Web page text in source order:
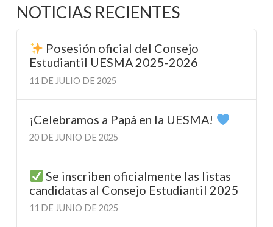
NOTICIAS RECIENTES
Posesión oficial del Consejo
Estudiantil UESMA 2025-2026
11 DE JULIO DE 2025
¡Celebramos a Papá en la UESMA!
20 DE JUNIO DE 2025
Se inscriben oficialmente las listas
candidatas al Consejo Estudiantil 2025
11 DE JUNIO DE 2025